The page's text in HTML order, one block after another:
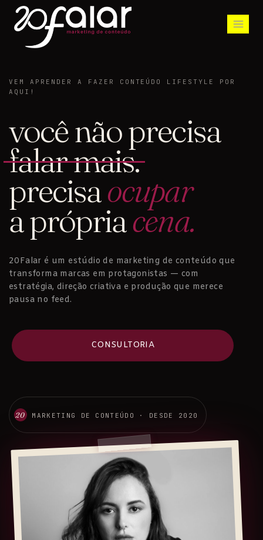
VEM APRENDER A FAZER CONTEÚDO LIFESTYLE POR
AQUI!
você não precisa
falar mais.
precisaocupar
a própriacena.
20Falar é um estúdio de marketing de conteúdo que
transforma marcas em protagonistas — com
estratégia, direção criativa e produção que merece
pausa no feed.
CONSULTORIA
20 MARKETING DE CONTEÚDO · DESDE 2020